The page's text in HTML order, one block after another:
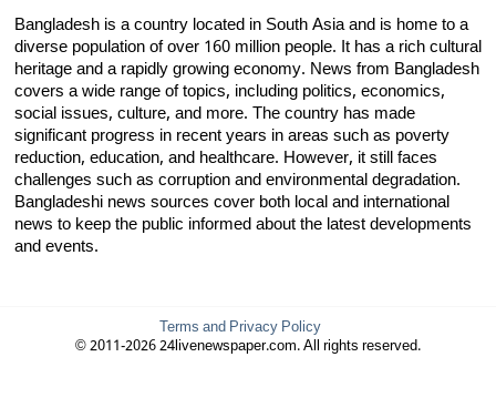
Bangladesh is a country located in South Asia and is home to a
diverse population of over 160 million people. It has a rich cultural
heritage and a rapidly growing economy. News from Bangladesh
covers a wide range of topics, including politics, economics,
social issues, culture, and more. The country has made
significant progress in recent years in areas such as poverty
reduction, education, and healthcare. However, it still faces
challenges such as corruption and environmental degradation.
Bangladeshi news sources cover both local and international
news to keep the public informed about the latest developments
and events.
Terms and Privacy Policy
© 2011-2026 24livenewspaper.com. All rights reserved.